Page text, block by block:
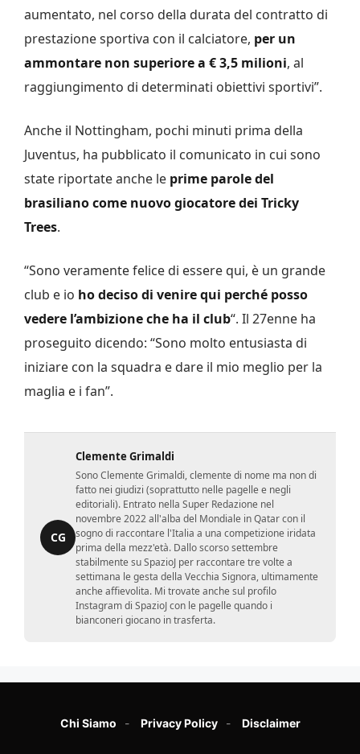
aumentato, nel corso della durata del contratto di
prestazione sportiva con il calciatore, per un
ammontare non superiore a € 3,5 milioni, al
raggiungimento di determinati obiettivi sportivi”.
Anche il Nottingham, pochi minuti prima della
Juventus, ha pubblicato il comunicato in cui sono
state riportate anche le prime parole del
brasiliano come nuovo giocatore dei Tricky
Trees.
“Sono veramente felice di essere qui, è un grande
club e io ho deciso di venire qui perché posso
vedere l’ambizione che ha il club“. Il 27enne ha
proseguito dicendo: “Sono molto entusiasta di
iniziare con la squadra e dare il mio meglio per la
maglia e i fan”.
CG
Clemente Grimaldi
Sono Clemente Grimaldi, clemente di nome ma non di
fatto nei giudizi (soprattutto nelle pagelle e negli
editoriali). Entrato nella Super Redazione nel
novembre 2022 all'alba del Mondiale in Qatar con il
sogno di raccontare l'Italia a una competizione iridata
prima della mezz'età. Dallo scorso settembre
stabilmente su SpazioJ per raccontare tre volte a
settimana le gesta della Vecchia Signora, ultimamente
anche affievolita. Mi trovate anche sul profilo
Instagram di SpazioJ con le pagelle quando i
bianconeri giocano in trasferta.
Chi Siamo Privacy Policy Disclaimer